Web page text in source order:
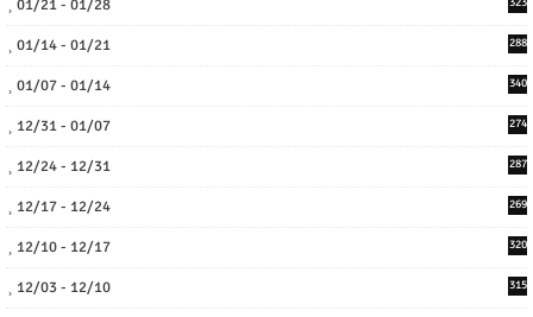
01/21 - 01/28
01/14 - 01/21 288
01/07 - 01/14 340
12/31 - 01/07 274
12/24 - 12/31 287
12/17 - 12/24 269
12/10 - 12/17 320
12/03 - 12/10 315